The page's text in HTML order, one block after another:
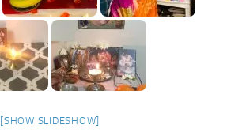
[SHOW SLIDESHOW]